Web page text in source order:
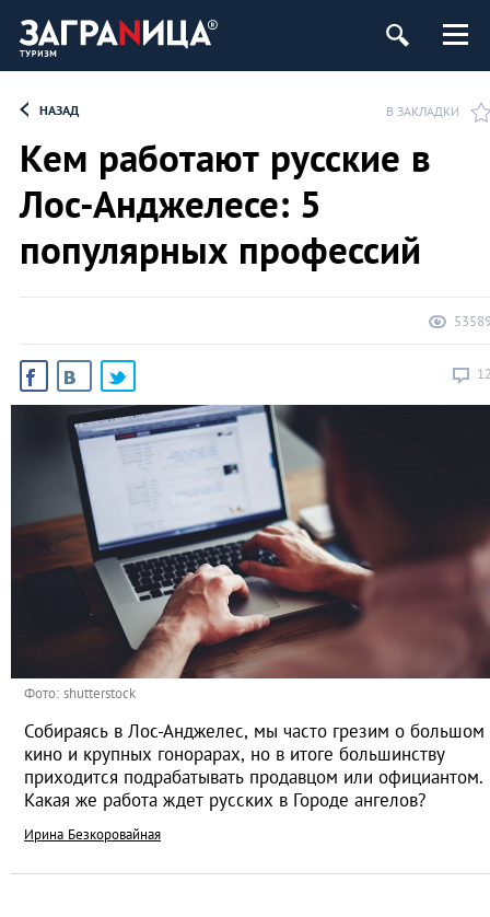
НАЗАД В ЗАКЛАДКИ
Кем работают русские в
Лос-Анджелесе: 5
популярных профессий
Фото: shutterstock
Собираясь в Лос-Анджелес, мы часто грезим о большом
кино и крупных гонорарах, но в итоге большинству
приходится подрабатывать продавцом или официантом.
Какая же работа ждет русских в Городе ангелов?
Ирина Безкоровайная